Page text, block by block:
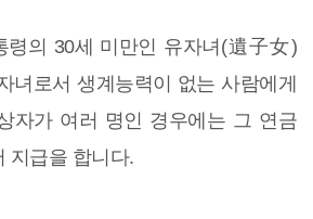
령의 30세 미만인 유자녀(遺子女)
녀로서 생계능력이 없는 사람에게
자가 여러 명인 경우에는 그 연금
지급을 합니다.